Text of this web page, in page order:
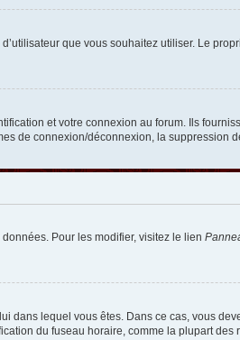
que vous souhaitez utiliser. Le
et votre connexion au forum. Ils
de connexion/déconnexion, la suppression
Pour les modifier, visitez le lien
dans lequel vous êtes. Dans ce cas, vous
du fuseau horaire, comme la plupart